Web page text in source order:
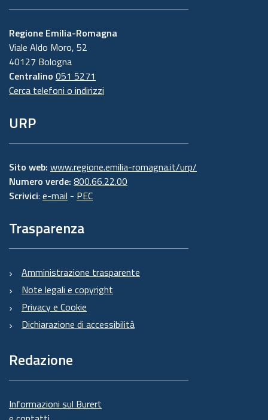
Regione Emilia-Romagna
Viale Aldo Moro, 52
40127 Bologna
Centralino 051 5271
Cerca telefoni o indirizzi
URP
Sito web: www.regione.emilia-romagna.it/urp/
Numero verde: 800.66.22.00
Scrivici: e-mail - PEC
Trasparenza
Amministrazione trasparente
Note legali e copyright
Privacy e Cookie
Dichiarazione di accessibilità
Redazione
Informazioni sul Burert